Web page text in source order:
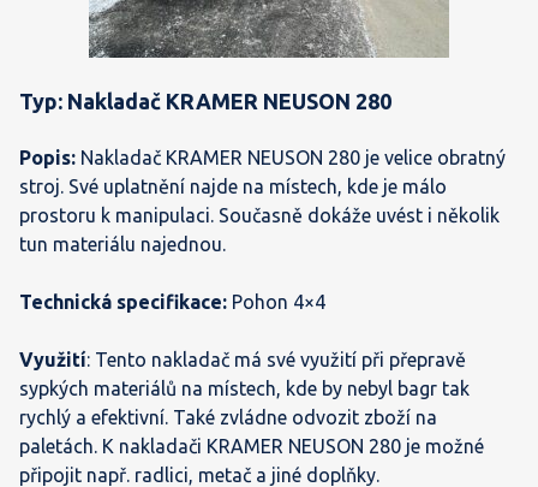
Typ: Nakladač KRAMER NEUSON 280
Popis: Nakladač KRAMER NEUSON 280 je velice obratný
stroj. Své uplatnění najde na místech, kde je málo
prostoru k manipulaci. Současně dokáže uvést i několik
tun materiálu najednou.
Technická specifikace: Pohon 4×4
Využití: Tento nakladač má své využití při přepravě
sypkých materiálů na místech, kde by nebyl bagr tak
rychlý a efektivní. Také zvládne odvozit zboží na
paletách. K nakladači KRAMER NEUSON 280 je možné
připojit např. radlici, metač a jiné doplňky.